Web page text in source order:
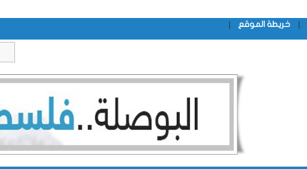
| خريطة الموقع |